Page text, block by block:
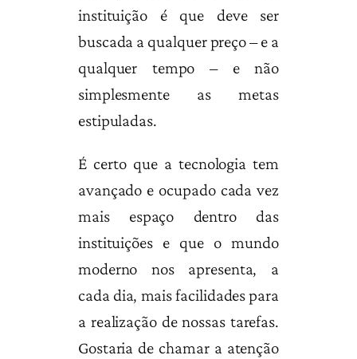
instituição é que deve ser
buscada a qualquer preço – e a
qualquer tempo – e não
simplesmente as metas
estipuladas.
É certo que a tecnologia tem
avançado e ocupado cada vez
mais espaço dentro das
instituições e que o mundo
moderno nos apresenta, a
cada dia, mais facilidades para
a realização de nossas tarefas.
Gostaria de chamar a atenção